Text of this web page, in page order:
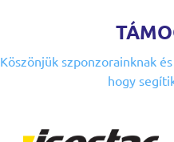
Köszönjük szponzorainknak
hogy